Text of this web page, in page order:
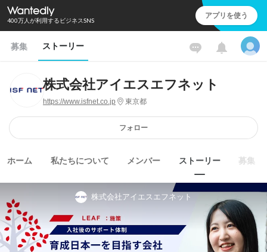
400万人が利用するビジネスSNS アプリを使う
募集 ストーリー
株式会社アイエスエフネット
https://www.isfnet.co.jp 東京都
フォロー
ホーム 私たちについて メンバー ストーリー 募集
株式会社アイエスエフネット